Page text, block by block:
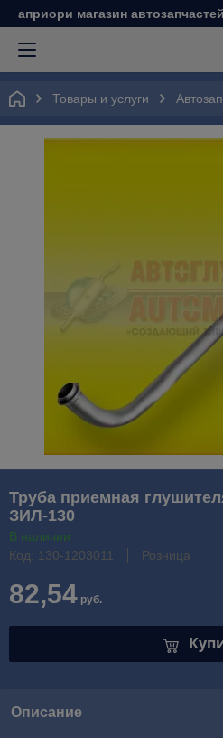
априори магазин автозапчастей
Товары и услуги
Труба приемная
ЗИЛ-130
В наличии
Код: 130-1203011
Розница
82,54 руб.
Описание